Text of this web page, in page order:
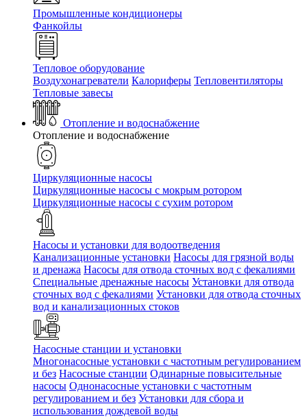
Промышленные кондиционеры
Фанкойлы
Тепловое оборудование
Воздухонагреватели Калориферы Тепловентиляторы
Тепловые завесы
Отопление и водоснабжение
Отопление и водоснабжение
Циркуляционные насосы
Циркуляционные насосы с мокрым ротором
Циркуляционные насосы с сухим ротором
Насосы и установки для водоотведения
Канализационные установки Насосы для грязной воды
и дренажа Насосы для отвода сточных вод c фекалиями
Специальные дренажные насосы Установки для отвода
сточных вод c фекалиями Установки для отвода сточных
вод и канализационных стоков
Насосные станции и установки
Многонасосные установки с частотным регулированием
и без Насосные станции Одинарные повысительные
насосы Однонасосные установки с частотным
регулированием и без Установки для сбора и
использования дождевой воды